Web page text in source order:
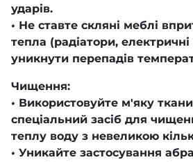
ударів.
• Не ставте скляні меблі
тепла (радіатори, електричні
уникнути перепадів
Чищення:
• Використовуйте м'яку
спеціальний засіб для
теплу воду з невеликою
• Уникайте застосування